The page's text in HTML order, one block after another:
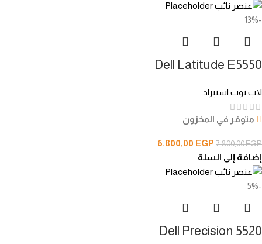
-13%
Dell Latitude E5550
لاب توب استيراد
متوفر في المخزون
7.800,00EGP
6.800,00 EGP
إضافة إلى السلة
-5%
Dell Precision 5520